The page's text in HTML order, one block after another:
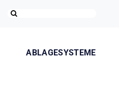
ABLAGESYSTEME